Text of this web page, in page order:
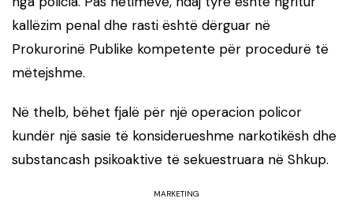
kallëzim penal dhe rasti është dërguar në
Prokurorinë Publike kompetente për procedurë të
mëtejshme.
Në thelb, bëhet fjalë për një operacion policor
kundër një sasie të konsiderueshme narkotikësh dhe
substancash psikoaktive të sekuestruara në Shkup.
MARKETING